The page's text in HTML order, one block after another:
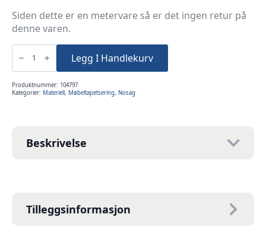
Siden dette er en metervare så er det ingen retur på
denne varen.
Nosag
45cm
3.8mm
sofa
stol
antall
Legg I Handlekurv
Produktnummer: 104797
Kategorier: Materiell, Møbeltapetsering, Nosag
Beskrivelse
Tilleggsinformasjon